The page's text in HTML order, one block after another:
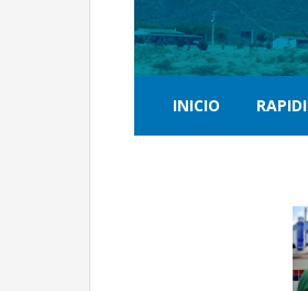
INICIO